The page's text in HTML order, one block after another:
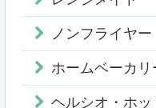
ノンフライヤー
ホームベーカリ
ヘルシオ・ホッ